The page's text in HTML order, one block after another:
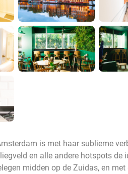
is met haar sublieme
en alle andere hotspots
midden op de Zuidas, en